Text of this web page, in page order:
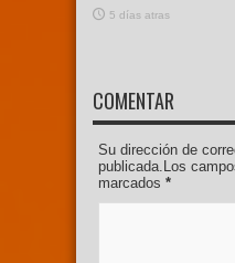
5 días atras
COMENTAR
Su dirección de
publicada.Los
marcados *